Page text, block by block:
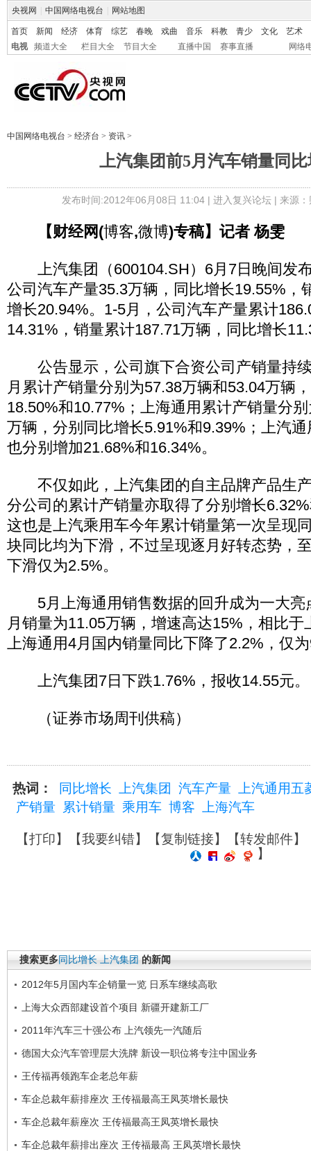
央视网 中国网络电视台 网站地图
首页 新闻 经济 体育 综艺 春晚 戏曲 音乐 科教 青少 文化
艺术
电视
频道大全 栏目大全 节目大全 直播中国 赛事直播 网络
中国网络电视台 > 经济台 > 资讯 >
上汽集团前5月汽车销量同
发布时间:2012年06月08日 11:04 | 进入复兴论坛| 来源
【财经网(博客,微博)专稿】记者 杨雯
上汽集团（600104.SH）6月7日晚间发
公司汽车产量35.3万辆，同比增长19.55%，
增长20.94%。1-5月，公司汽车产量累计
14.31%，销量累计187.71万辆，同比增长
公告显示，公司旗下合资公司产销量持
月累计产销量分别为57.38万辆和53.04万辆
18.50%和10.77%；上海通用累计产销量分
万辆，分别同比增长5.91%和9.39%；上汽
也分别增加21.68%和16.34%。
不仅如此，上汽集团的自主品牌产品生
分公司的累计产销量亦取得了分别增长
这也是上汽乘用车今年累计销量第一次呈现
块同比均为下滑，不过呈现逐月好转态势，
下滑仅为2.5%。
5月上海通用销售数据的回升成为一大亮
月销量为11.05万辆，增速高达15%，相比
上海通用4月国内销量同比下降了2.2%，仅
上汽集团7日下跌1.76%，报收14.55元。
（证券市场周刊供稿）
热词： 同比增长 上汽集团 汽车产量
上汽通用五
产销量 累计销量 乘用车 博客 上海汽车
【打印】【我要纠错】【复制链接】【转发邮件】
】
搜索更多同比增长 上汽集团 的新闻
2012年5月国内车企销量一览 日系车继续高歌
上海大众西部建设首个项目 新疆开建新工厂
2011年汽车三十强公布 上汽领先一汽随后
德国大众汽车管理层大洗牌 新设一职位将专注中国业务
王传福再领跑车企老总年薪
车企总裁年薪排座次 王传福最高王凤英增长最快
车企总裁年薪座次 王传福最高王凤英增长最快
车企总裁年薪排出座次 王传福最高 王凤英增长最快